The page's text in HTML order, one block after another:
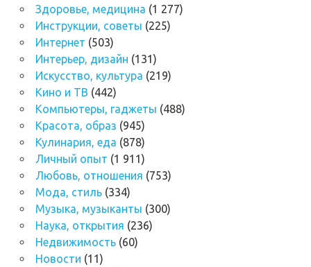
Здоровье, медицина (1 277)
Инструкции, советы (225)
Интернет (503)
Интерьер, дизайн (131)
Искусство, культура (219)
Кино и ТВ (442)
Компьютеры, гаджеты (488)
Красота, образ (945)
Кулинария, еда (878)
Личный опыт (1 911)
Любовь, отношения (753)
Мода, стиль(334)
Музыка, музыканты (300)
Наука, открытия (236)
Недвижимость(60)
Новости (11)